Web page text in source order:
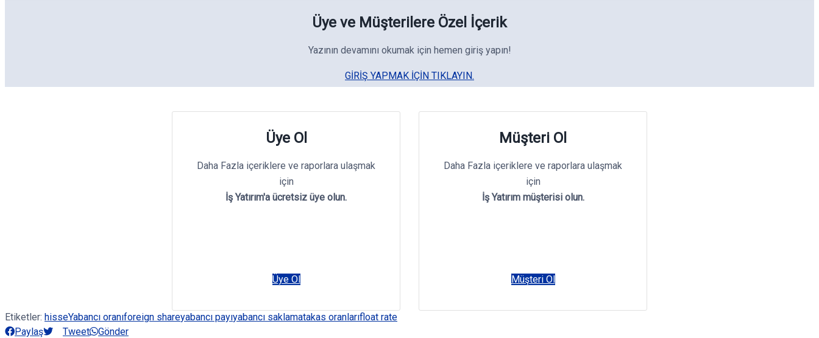
Üye ve Müşterilere Özel İçerik
Yazının devamını okumak için hemen giriş yapın!
GIRIŞ YAPMAK IÇIN TIKLAYIN.
Üye Ol
Daha Fazla içeriklere ve raporlara ulaşmak
için
İş Yatırım'a ücretsiz üye olun.
Üye Ol
Müşteri Ol
Daha Fazla içeriklere ve raporlara ulaşmak
için
İş Yatırım müşterisi olun.
Müşteri Ol
Etiketler: hisseYabancı oranıforeign shareyabancı payıyabancı saklamatakas oranlarıfloat rate
Paylaş
Tweet Gönder